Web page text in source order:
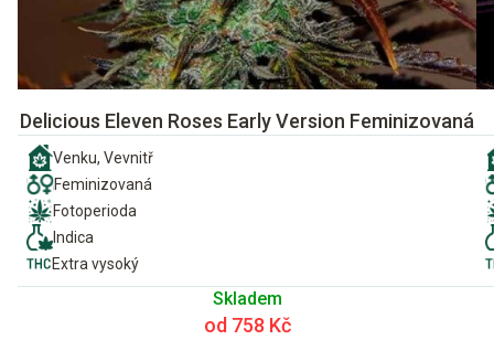
Delicious Eleven Roses Early Version Feminizovaná
Venku, Vevnitř
Feminizovaná
Fotoperioda
Indica
Extra vysoký
Skladem
od 758 Kč